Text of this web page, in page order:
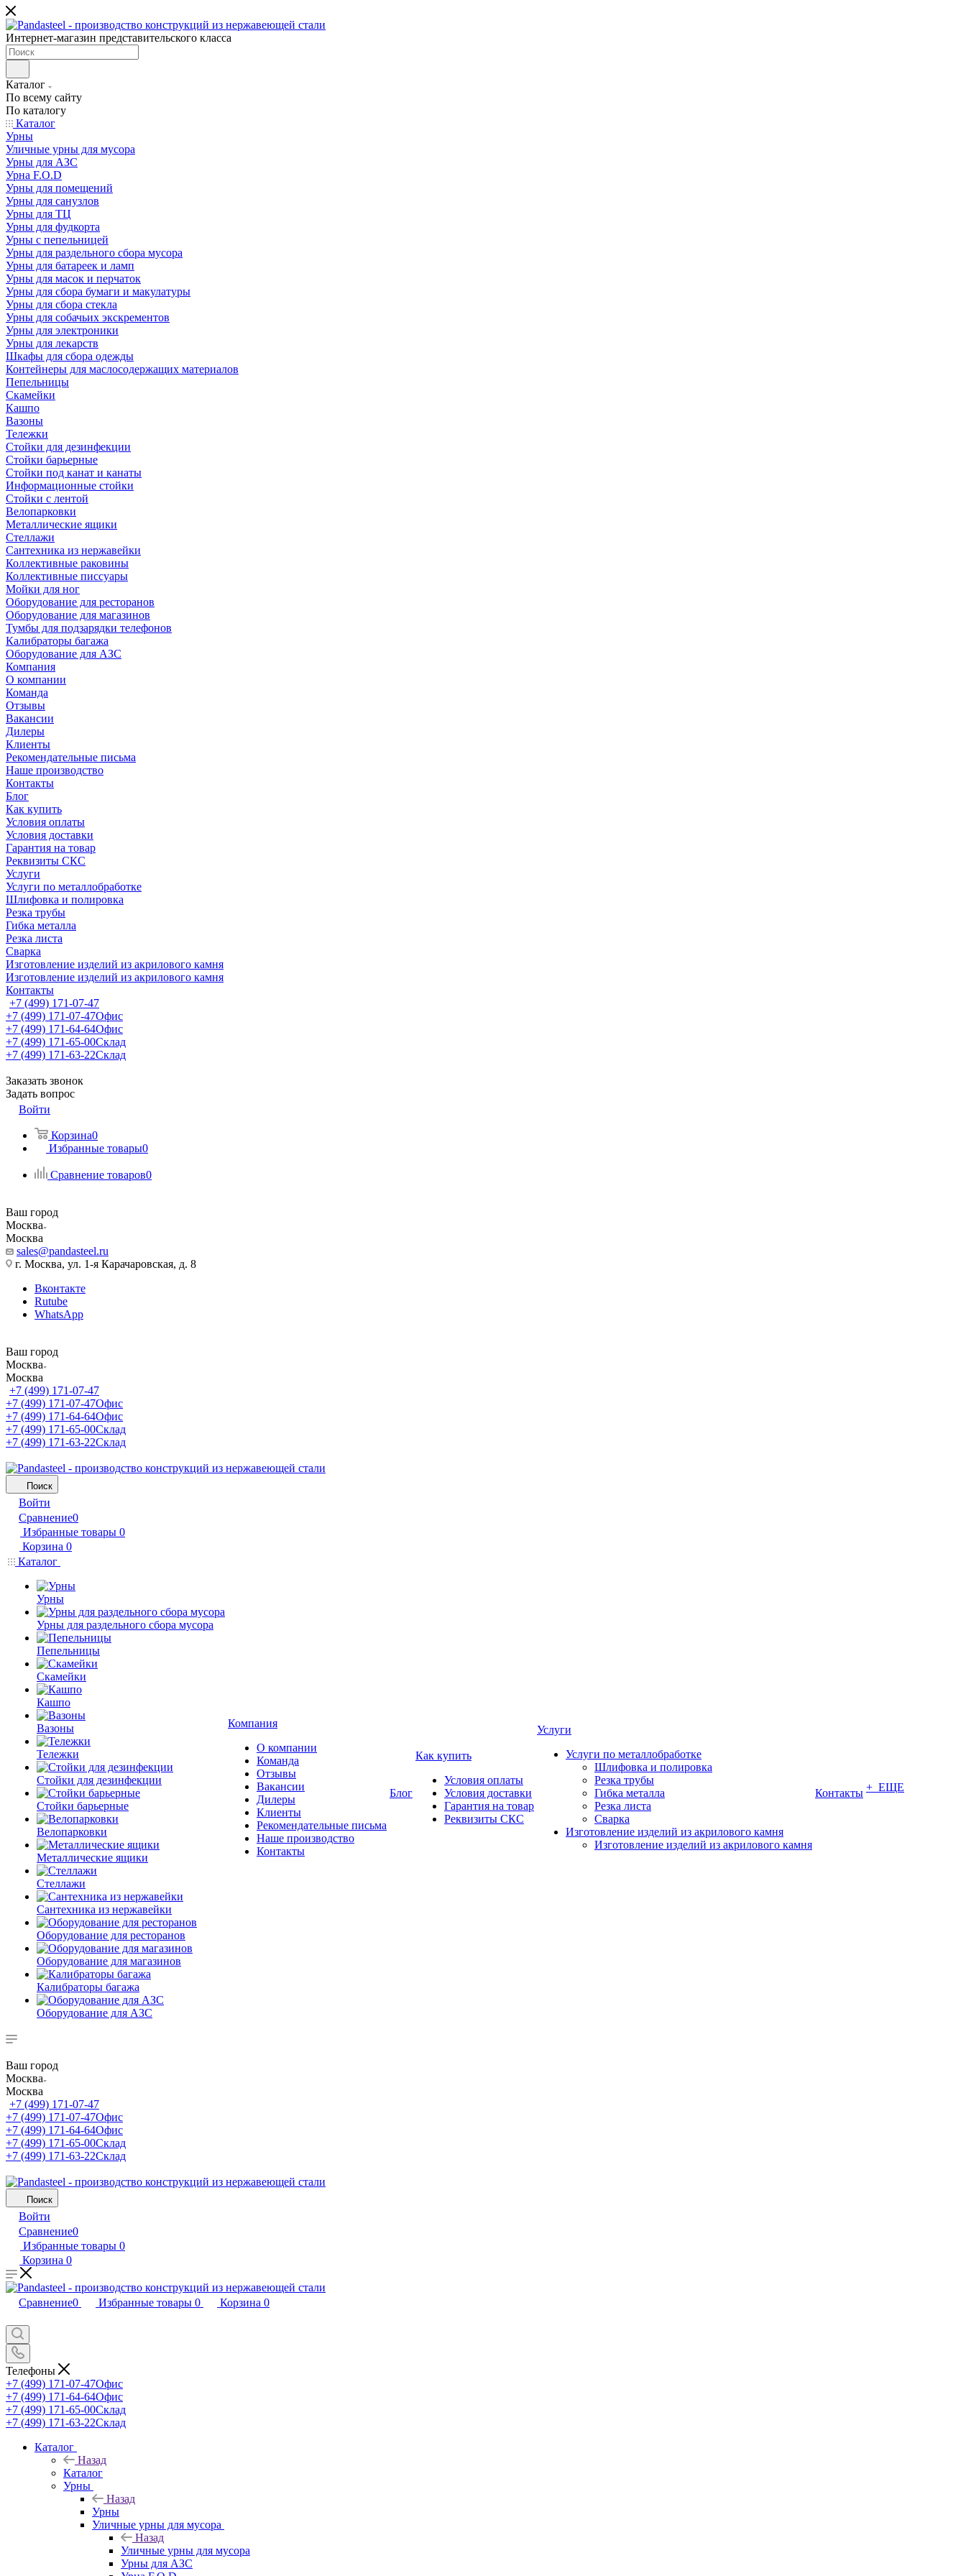
Интернет-магазин представительского класса
Каталог
По всему сайту
По каталогу
Каталог
Урны
Уличные урны для мусора
Урны для АЗС
Урна F.O.D
Урны для помещений
Урны для санузлов
Урны для ТЦ
Урны для фудкорта
Урны с пепельницей
Урны для раздельного сбора мусора
Урны для батареек и ламп
Урны для масок и перчаток
Урны для сбора бумаги и макулатуры
Урны для сбора стекла
Урны для собачьих экскрементов
Урны для электроники
Урны для лекарств
Шкафы для сбора одежды
Контейнеры для маслосодержащих материалов
Пепельницы
Скамейки
Кашпо
Вазоны
Тележки
Стойки для дезинфекции
Стойки барьерные
Стойки под канат и канаты
Информационные стойки
Стойки с лентой
Велопарковки
Металлические ящики
Стеллажи
Сантехника из нержавейки
Коллективные раковины
Коллективные писсуары
Мойки для ног
Оборудование для ресторанов
Оборудование для магазинов
Тумбы для подзарядки телефонов
Калибраторы багажа
Оборудование для АЗС
Компания
О компании
Команда
Отзывы
Вакансии
Дилеры
Клиенты
Рекомендательные письма
Наше производство
Контакты
Блог
Как купить
Условия оплаты
Условия доставки
Гарантия на товар
Реквизиты СКС
Услуги
Услуги по металлобработке
Шлифовка и полировка
Резка трубы
Гибка металла
Резка листа
Сварка
Изготовление изделий из акрилового камня
Изготовление изделий из акрилового камня
Контакты
+7 (499) 171-07-47
+7 (499) 171-07-47Офис
+7 (499) 171-64-64Офис
+7 (499) 171-65-00Склад
+7 (499) 171-63-22Склад
Заказать звонок
Задать вопрос
Войти
Корзина0
Избранные товары0
Сравнение товаров0
Ваш город
Москва
Москва
sales@pandasteel.ru
г. Москва, ул. 1-я Карачаровская, д. 8
Вконтакте
Rutube
WhatsApp
Ваш город
Москва
Москва
+7 (499) 171-07-47
+7 (499) 171-07-47Офис
+7 (499) 171-64-64Офис
+7 (499) 171-65-00Склад
+7 (499) 171-63-22Склад
Поиск
Войти
Сравнение0
Избранные товары 0
Корзина 0
Каталог
Урны
Урны для раздельного сбора мусора
Пепельницы
Скамейки
Кашпо
Вазоны
Тележки
Стойки для дезинфекции
Стойки барьерные
Велопарковки
Металлические ящики
Стеллажи
Сантехника из нержавейки
Оборудование для ресторанов
Оборудование для магазинов
Калибраторы багажа
Оборудование для АЗС
Компания
О компании
Команда
Отзывы
Вакансии
Дилеры
Клиенты
Рекомендательные письма
Наше производство
Контакты
Блог
Как купить
Условия оплаты
Условия доставки
Гарантия на товар
Реквизиты СКС
Услуги
Услуги по металлобработке
Шлифовка и полировка
Резка трубы
Гибка металла
Резка листа
Сварка
Изготовление изделий из акрилового камня
Изготовление изделий из акрилового камня
Контакты + ЕЩЕ
Ваш город
Москва
Москва
+7 (499) 171-07-47
+7 (499) 171-07-47Офис
+7 (499) 171-64-64Офис
+7 (499) 171-65-00Склад
+7 (499) 171-63-22Склад
Поиск
Войти
Сравнение0
Избранные товары 0
Корзина 0
Сравнение0 Избранные товары 0 Корзина 0
Телефоны
+7 (499) 171-07-47Офис
+7 (499) 171-64-64Офис
+7 (499) 171-65-00Склад
+7 (499) 171-63-22Склад
Каталог
Назад
Каталог
Урны
Назад
Урны
Уличные урны для мусора
Назад
Уличные урны для мусора
Урны для АЗС